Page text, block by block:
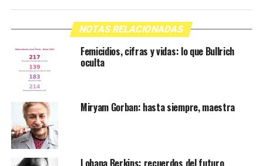
NOTAS RELACIONADAS
Femicidios, cifras y vidas: lo que Bullrich
oculta
Miryam Gorban: hasta siempre, maestra
Lohana Berkins: recuerdos del futuro